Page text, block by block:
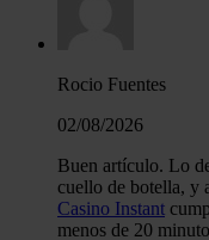
Rocio Fuentes
02/08/2026
Buen artículo. Lo
cuello de botella, y
Casino Instant
menos de 20